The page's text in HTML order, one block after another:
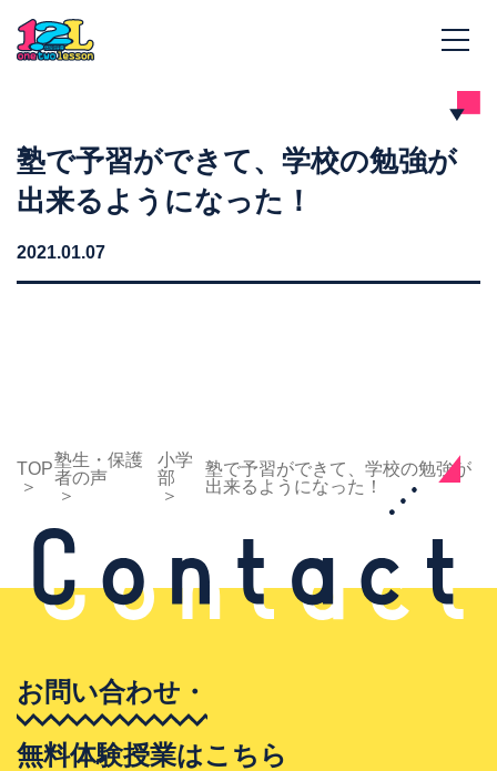
塾で予習ができて、学校の勉強が
出来るようになった！
2021.01.07
TOP塾生・保護
者の声
小学
部
塾で予習ができて、学校の勉強が
出来るようになった！
お問い合わせ・
無料体験授業はこちら